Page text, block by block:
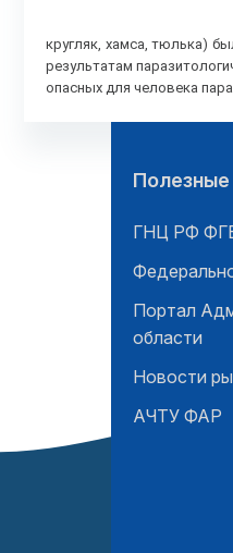
кругляк, хамса, тюлька)
результатам
опасных для человека
ГНЦ РФ
Портал
области
Новости
АЧТУ ФАР